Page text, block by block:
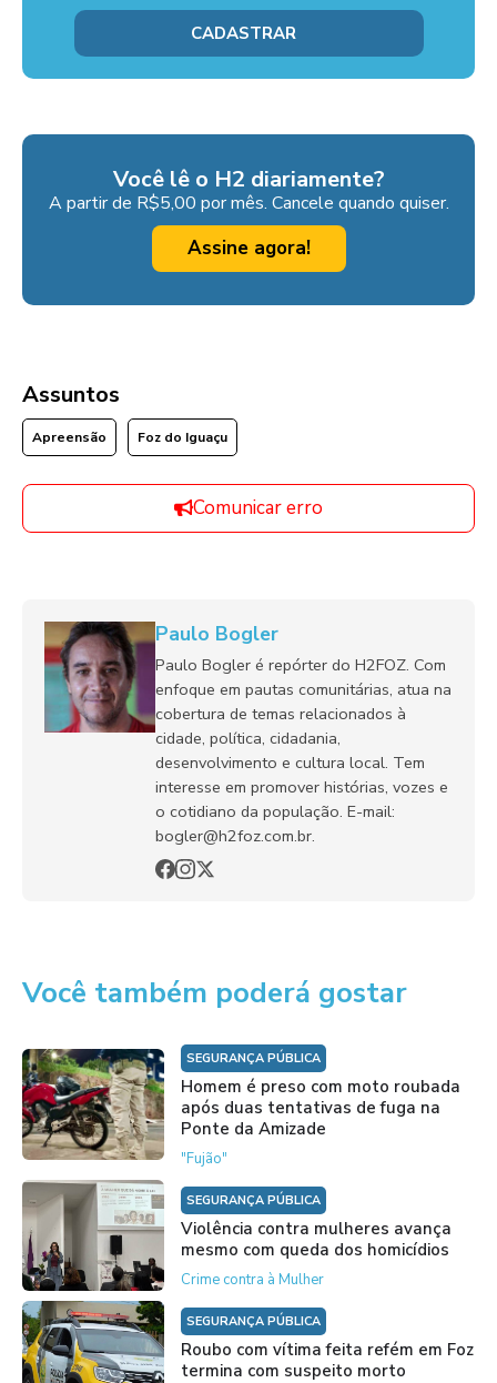
Você lê o H2 diariamente?
A partir de R$5,00 por mês. Cancele quando quiser.
Assine agora!
Assuntos
Apreensão Foz do Iguaçu
Comunicar erro
Paulo Bogler
Paulo Bogler é repórter do H2FOZ. Com
enfoque em pautas comunitárias, atua na
cobertura de temas relacionados à
cidade, política, cidadania,
desenvolvimento e cultura local. Tem
interesse em promover histórias, vozes e
o cotidiano da população. E-mail:
bogler@h2foz.com.br.
Você também poderá gostar
SEGURANÇA PÚBLICA
Homem é preso com moto roubada
após duas tentativas de fuga na
Ponte da Amizade
"Fujão"
SEGURANÇA PÚBLICA
Violência contra mulheres avança
mesmo com queda dos homicídios
Crime contra à Mulher
SEGURANÇA PÚBLICA
Roubo com vítima feita refém em Foz
termina com suspeito morto